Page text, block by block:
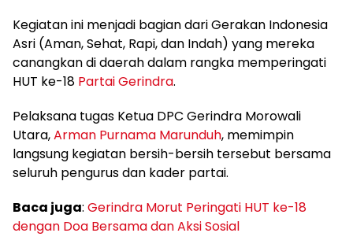
Kegiatan ini menjadi bagian dari Gerakan Indonesia
Asri (Aman, Sehat, Rapi, dan Indah) yang mereka
canangkan di daerah dalam rangka memperingati
HUT ke-18 Partai Gerindra.
Pelaksana tugas Ketua DPC Gerindra Morowali
Utara,Arman Purnama Marunduh, memimpin
langsung kegiatan bersih-bersih tersebut bersama
seluruh pengurus dan kader partai.
Baca juga: Gerindra Morut Peringati HUT ke-18
dengan Doa Bersama dan Aksi Sosial